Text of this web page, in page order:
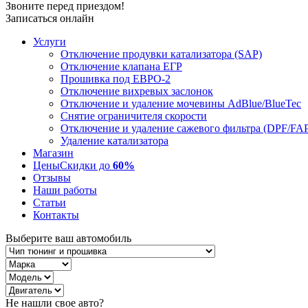
Звоните перед приездом!
Записаться онлайн
Услуги
Отключение продувки катализатора (SAP)
Отключение клапана ЕГР
Прошивка под ЕВРО-2
Отключение вихревых заслонок
Отключение и удаление мочевины AdBlue/BlueTec
Снятие ограничителя скорости
Отключение и удаление сажевого фильтра (DPF/
Удаление катализатора
Магазин
ЦеныСкидки до 60%
Отзывы
Наши работы
Статьи
Контакты
Выберите ваш автомобиль
Не нашли свое авто?